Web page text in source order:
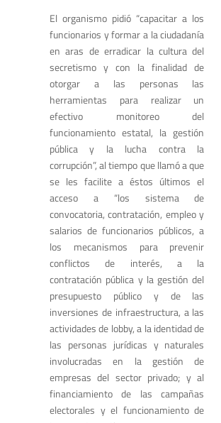
El organismo pidió “capacitar a los
funcionarios y formar a la ciudadanía
en aras de erradicar la cultura del
secretismo y con la finalidad de
otorgar a las personas las
herramientas para realizar un
efectivo monitoreo del
funcionamiento estatal, la gestión
pública y la lucha contra la
corrupción”, al tiempo que llamó a que
se les facilite a éstos últimos el
acceso a “los sistema de
convocatoria, contratación, empleo y
salarios de funcionarios públicos, a
los mecanismos para prevenir
conflictos de interés, a la
contratación pública y la gestión del
presupuesto público y de las
inversiones de infraestructura, a las
actividades de lobby, a la identidad de
las personas jurídicas y naturales
involucradas en la gestión de
empresas del sector privado; y al
financiamiento de las campañas
electorales y el funcionamiento de